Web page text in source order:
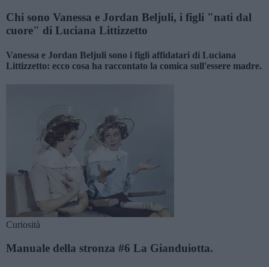
Chi sono Vanessa e Jordan Beljuli, i figli "nati dal
cuore" di Luciana Littizzetto
Vanessa e Jordan Beljuli sono i figli affidatari di Luciana
Littizzetto: ecco cosa ha raccontato la comica sull'essere madre.
Curiosità
Manuale della stronza #6 La Gianduiotta.